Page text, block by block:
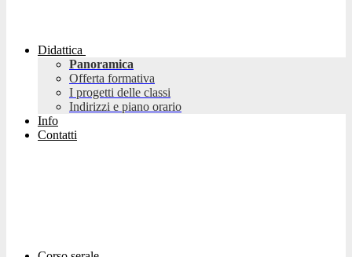
Didattica
Panoramica
Offerta formativa
I progetti delle classi
Indirizzi e piano orario
Info
Contatti